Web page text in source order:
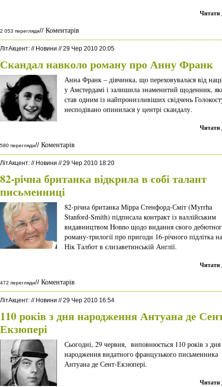
Читати
2 053 перегляди// Коментарів
ЛітАкцент: // Новини //29 Чер 2010 20:05
Скандал навколо роману про Анну Франк
Анна Франк – дівчинка, що переховувалася від
у Амстердамі і залишила знаменитий щоденник,
став одним із найпронизливіших свідчень
несподівано опинилася у центрі скандалу.
Читати
580 перегляди// Коментарів
ЛітАкцент: // Новини //29 Чер 2010 18:20
82-річна британка відкрила в собі талант
письменниці
82-річна британка Мірра Стенфорд-Сміт (Myrrha
Stanford-Smith) підписала контракт із валлійським
видавництвом Honno щодо видання свого
роману-трилогії про пригоди 16-річного підлітка
Нік Талбот в єлизаветинській Англії.
Читати
472 перегляди// Коментарів
ЛітАкцент: // Новини //29 Чер 2010 16:54
110 років з дня народження Антуана де
Екзюпері
Сьогодні, 29 червня, виповнюється 110 років з дня
народження видатного французького письменника
Антуана де Сент-Екзюпері.
Читати